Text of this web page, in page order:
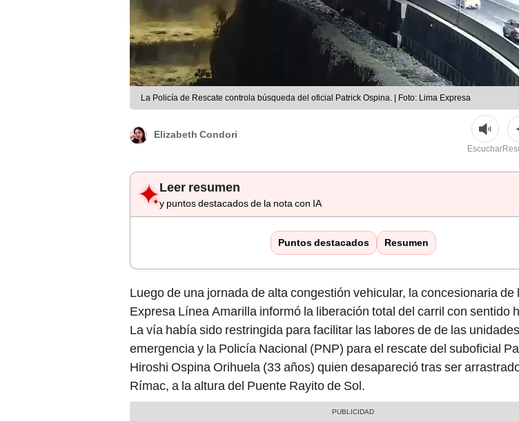
La Policía de Rescate controla búsqueda del oficial Patrick Ospina. | Foto: Lima Expresa
Elizabeth Condori
Escuchar
Leer resumen
y puntos destacados de la nota con IA
Puntos destacados Resumen
Luego de una jornada de alta congestión vehicular, la concesionaria de
Expresa Línea Amarilla informó la liberación total del carril con sentido
La vía había sido restringida para facilitar las labores de de las
emergencia y la Policía Nacional (PNP) para el rescate del suboficial
Hiroshi Ospina Orihuela (33 años) quien desapareció tras ser
Rímac, a la altura del Puente Rayito de Sol.